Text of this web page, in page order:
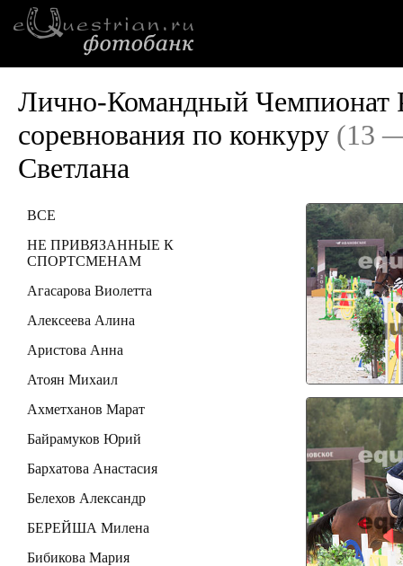
Лично-Командный Чемпионат
соревнования по конкуру (13
Светлана
ВСЕ
НЕ ПРИВЯЗАННЫЕ К
СПОРТСМЕНАМ
Агасарова Виолетта
Алексеева Алина
Аристова Анна
Атоян Михаил
Ахметханов Марат
Байрамуков Юрий
Бархатова Анастасия
Белехов Александр
БЕРЕЙША Милена
Бибикова Мария